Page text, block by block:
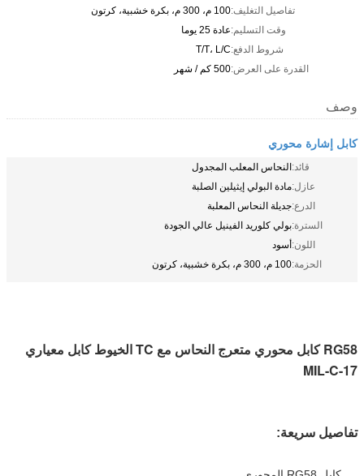
تفاصيل التغليف:100 م، 300 م، بكرة خشبية، كرتون
وقت التسليم:عادة 25 يوما
شروط الدفع:T/T، L/C
القدرة على العرض:500 كم / شهر
وصف
كابل إشارة محوري
قائد:النحاس المعلب المجدول
عازل:مادة البولي إيثيلين الصلبة
الدرع:جديلة النحاس المعلبة
السترة:بولي كلوريد الفينيل عالي الجودة
اللون:أسود
الحزمة:100 م، 300 م، بكرة خشبية، كرتون
RG58 كابل محوري متعرج النحاس مع TC الخيوط كابل معياري
MIL-C-17
تفاصيل سريعة: